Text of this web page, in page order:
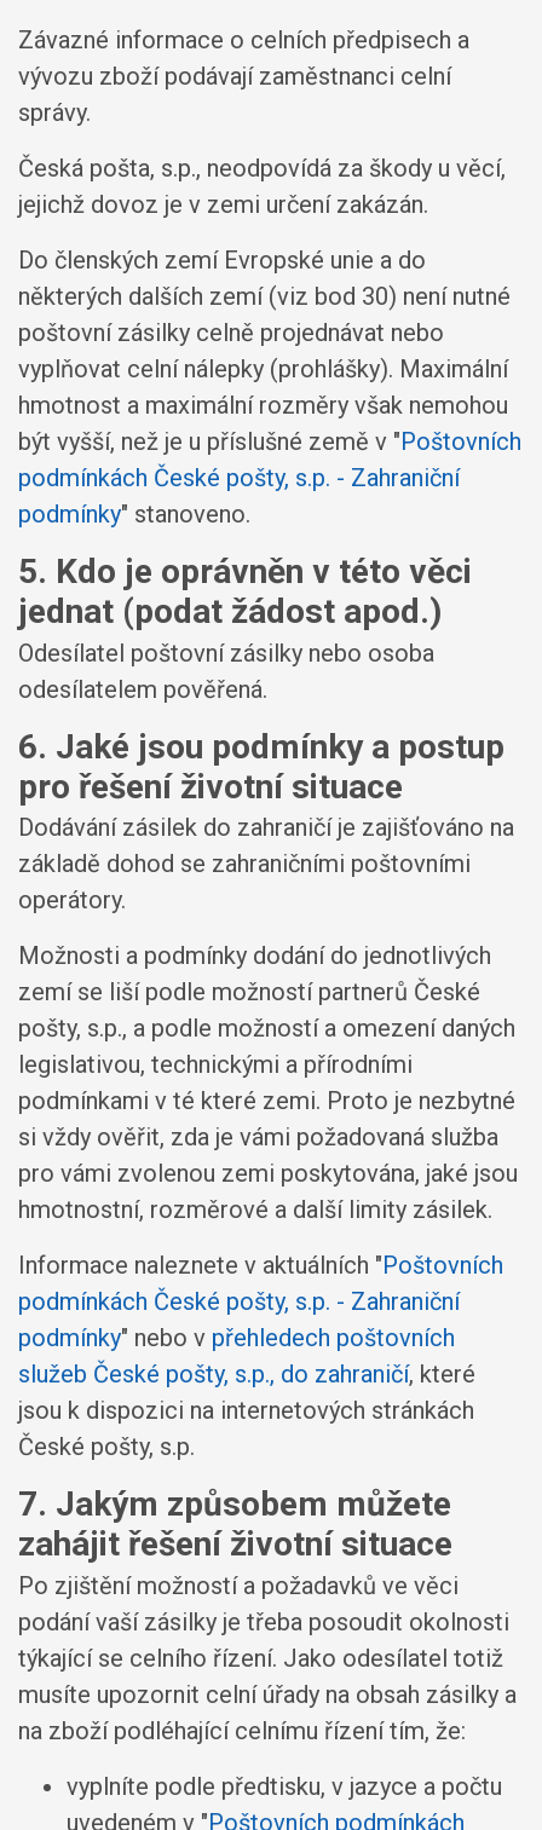
Závazné informace o celních předpisech a
vývozu zboží podávají zaměstnanci celní
správy.
Česká pošta, s.p., neodpovídá za škody u věcí,
jejichž dovoz je v zemi určení zakázán.
Do členských zemí Evropské unie a do
některých dalších zemí (viz bod 30) není nutné
poštovní zásilky celně projednávat nebo
vyplňovat celní nálepky (prohlášky). Maximální
hmotnost a maximální rozměry však nemohou
být vyšší, než je u příslušné země v "Poštovních
podmínkách České pošty, s.p. - Zahraniční
podmínky" stanoveno.
5. Kdo je oprávněn v této věci
jednat (podat žádost apod.)
Odesílatel poštovní zásilky nebo osoba
odesílatelem pověřená.
6. Jaké jsou podmínky a postup
pro řešení životní situace
Dodávání zásilek do zahraničí je zajišťováno na
základě dohod se zahraničními poštovními
operátory.
Možnosti a podmínky dodání do jednotlivých
zemí se liší podle možností partnerů České
pošty, s.p., a podle možností a omezení daných
legislativou, technickými a přírodními
podmínkami v té které zemi. Proto je nezbytné
si vždy ověřit, zda je vámi požadovaná služba
pro vámi zvolenou zemi poskytována, jaké jsou
hmotnostní, rozměrové a další limity zásilek.
Informace naleznete v aktuálních "Poštovních
podmínkách České pošty, s.p. - Zahraniční
podmínky" nebo v přehledech poštovních
služeb České pošty, s.p., do zahraničí, které
jsou k dispozici na internetových stránkách
České pošty, s.p.
7. Jakým způsobem můžete
zahájit řešení životní situace
Po zjištění možností a požadavků ve věci
podání vaší zásilky je třeba posoudit okolnosti
týkající se celního řízení. Jako odesílatel totiž
musíte upozornit celní úřady na obsah zásilky a
na zboží podléhající celnímu řízení tím, že:
vyplníte podle předtisku, v jazyce a počtu
uvedeném v "Poštovních podmínkách